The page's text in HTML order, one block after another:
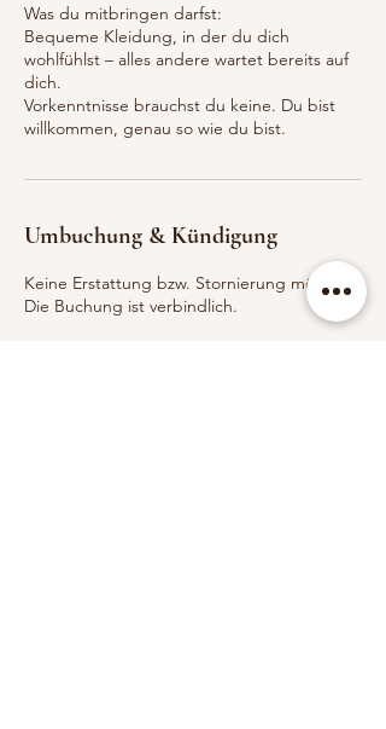
Was du mitbringen darfst:
Bequeme Kleidung, in der du dich
wohlfühlst – alles andere wartet bereits auf
dich.
Vorkenntnisse brauchst du keine. Du bist
willkommen, genau so wie du bist.
Umbuchung & Kündigung
Keine Erstattung bzw. Stornierung möglich!
Die Buchung ist verbindlich.